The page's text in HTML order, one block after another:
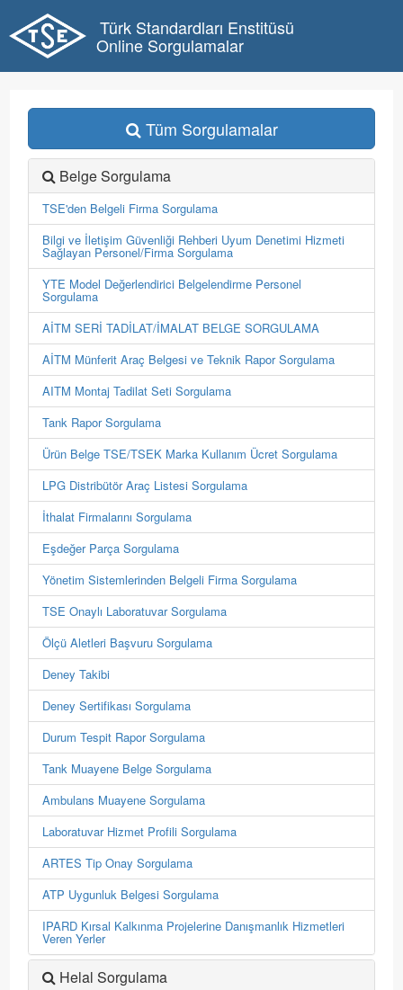
Türk Standardları Enstitüsü
Online Sorgulamalar
Tüm Sorgulamalar
Belge Sorgulama
TSE'den Belgeli Firma Sorgulama
Bilgi ve İletişim Güvenliği Rehberi Uyum Denetimi Hizmeti
Sağlayan Personel/Firma Sorgulama
YTE Model Değerlendirici Belgelendirme Personel
Sorgulama
AİTM SERİ TADİLAT/İMALAT BELGE SORGULAMA
AİTM Münferit Araç Belgesi ve Teknik Rapor Sorgulama
AITM Montaj Tadilat Seti Sorgulama
Tank Rapor Sorgulama
Ürün Belge TSE/TSEK Marka Kullanım Ücret Sorgulama
LPG Distribütör Araç Listesi Sorgulama
İthalat Firmalarını Sorgulama
Eşdeğer Parça Sorgulama
Yönetim Sistemlerinden Belgeli Firma Sorgulama
TSE Onaylı Laboratuvar Sorgulama
Ölçü Aletleri Başvuru Sorgulama
Deney Takibi
Deney Sertifikası Sorgulama
Durum Tespit Rapor Sorgulama
Tank Muayene Belge Sorgulama
Ambulans Muayene Sorgulama
Laboratuvar Hizmet Profili Sorgulama
ARTES Tip Onay Sorgulama
ATP Uygunluk Belgesi Sorgulama
IPARD Kırsal Kalkınma Projelerine Danışmanlık Hizmetleri
Veren Yerler
Helal Sorgulama